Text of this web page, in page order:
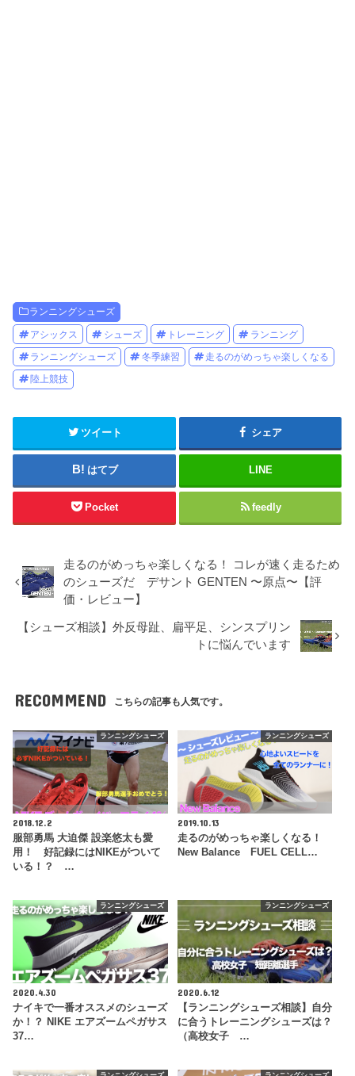
ランニングシューズ
アシックス シューズ トレーニング ランニング
ランニングシューズ 冬季練習 走るのがめっちゃ楽しくなる
陸上競技
ツイート シェア
はてブ LINE
Pocket feedly
走るのがめっちゃ楽しくなる！ コレが速く走るため
のシューズだ デサント GENTEN 〜原点〜【評
価・レビュー】
【シューズ相談】外反母趾、扁平足、シンスプリン
トに悩んでいます
RECOMMEND こちらの記事も人気です。
ランニングシューズ
2018.12.2
服部勇馬 大迫傑 設楽悠太も愛
用！ 好記録にはNIKEがついて
いる！？ …
ランニングシューズ
2019.10.13
走るのがめっちゃ楽しくなる！
New Balance FUEL CELL…
ランニングシューズ
2020.4.30
ナイキで一番オススメのシューズ
か！？ NIKE エアズームペガサス
37…
ランニングシューズ
2020.6.12
【ランニングシューズ相談】自分
に合うトレーニングシューズは？
（高校女子 …